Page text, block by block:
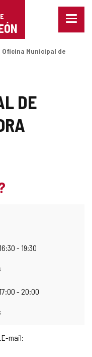
Menu
Oficina Municipal de
DE
- 19:30
- 20:00
mail: